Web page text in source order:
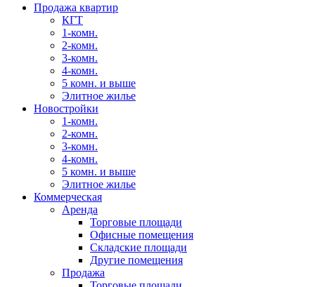
Продажа квартир
КГТ
1-комн.
2-комн.
3-комн.
4-комн.
5 комн. и выше
Элитное жилье
Новостройки
1-комн.
2-комн.
3-комн.
4-комн.
5 комн. и выше
Элитное жилье
Коммерческая
Аренда
Торговые площади
Офисные помещения
Складские площади
Другие помещения
Продажа